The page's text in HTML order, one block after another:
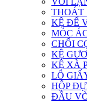
THOÁT
KỆ ĐỂ
MÓC
CHỔI
KỆ
KỆ XÀ
LÔ
HỘP
ĐẦU